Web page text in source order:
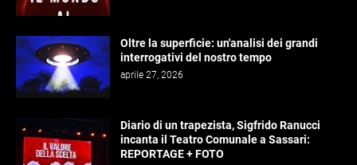
Oltre la superficie: un'analisi dei grandi
interrogativi del nostro tempo
aprile 27, 2026
Diario di un trapezista, Sigfrido Ranucci
incanta il Teatro Comunale a Sassari:
REPORTAGE + FOTO